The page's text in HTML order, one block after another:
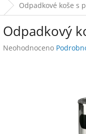
Odpadkové koše s
Odpadkový
Průměrné
Neohodnoceno